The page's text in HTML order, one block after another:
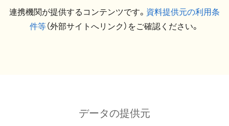
連携機関が提供するコンテンツです。 資料提供元の利用条
件等（外部サイトへリンク）をご確認ください。
データの提供元